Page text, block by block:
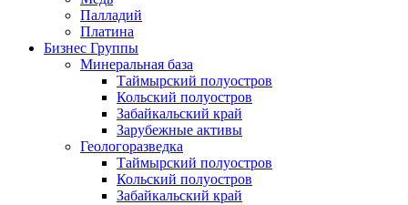
Палладий
Платина
Бизнес Группы
Минеральная база
Таймырский полуостров
Кольский полуостров
Забайкальский край
Зарубежные активы
Геологоразведка
Таймырский полуостров
Кольский полуостров
Забайкальский край